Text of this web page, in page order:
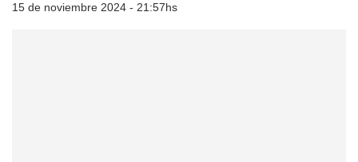
15 de noviembre 2024 - 21:57hs